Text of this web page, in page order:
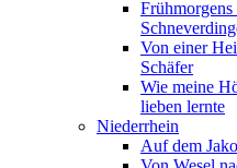
Von einer
Schäfer
Wie meine
lieben lernte
Niederrhein
Auf dem